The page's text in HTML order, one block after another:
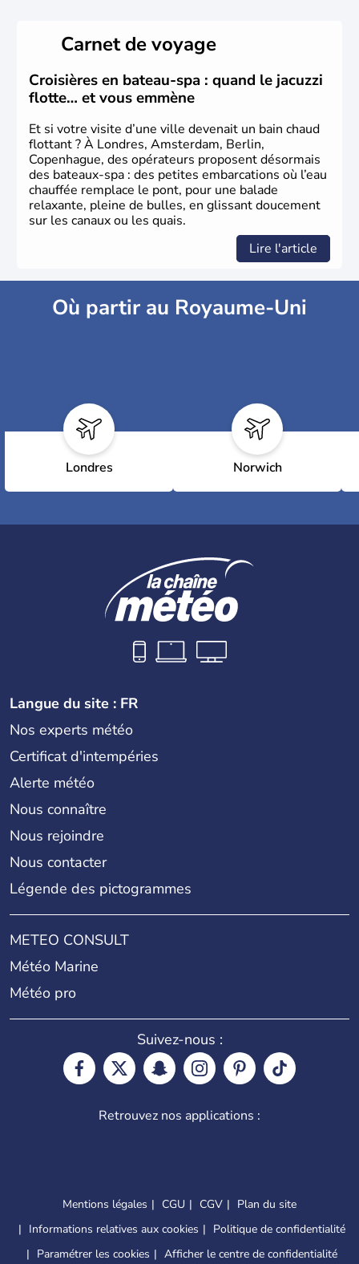
Carnet de voyage
Croisières en bateau-spa : quand le jacuzzi
flotte… et vous emmène
Et si votre visite d’une ville devenait un bain chaud
flottant ? À Londres, Amsterdam, Berlin,
Copenhague, des opérateurs proposent désormais
des bateaux-spa : des petites embarcations où l’eau
chauffée remplace le pont, pour une balade
relaxante, pleine de bulles, en glissant doucement
sur les canaux ou les quais.
Lire l'article
Où partir au Royaume-Uni
Londres Norwich
Langue du site : FR
Nos experts météo
Certificat d'intempéries
Alerte météo
Nous connaître
Nous rejoindre
Nous contacter
Légende des pictogrammes
METEO CONSULT
Météo Marine
Météo pro
Suivez-nous :
Retrouvez nos applications :
Mentions légales CGU CGV
Plan du site
Informations relatives aux cookies
Politique de confidentialité
Paramétrer les cookies
Afficher le centre de confidentialité